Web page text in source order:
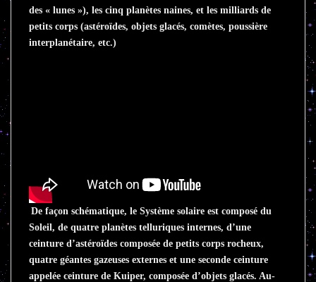
des « lunes »), les cinq planètes naines, et les milliards de
petits corps (astéroïdes, objets glacés, comètes, poussière
interplanétaire, etc.)
De façon schématique, le Système solaire est composé du
Soleil, de quatre planètes telluriques internes, d’une
ceinture d’astéroïdes composée de petits corps rocheux,
quatre géantes gazeuses externes et une seconde ceinture
appelée ceinture de Kuiper, composée d’objets glacés. Au-